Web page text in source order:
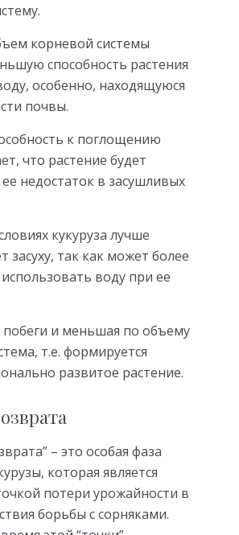
корневой системы
способность растения
особенно, находящуюся
почвы.
к поглощению
что растение будет
недостаток в засушливых
кукуруза лучше
засуху, так как может более
воду при ее
и меньшая по объему
т.е. формируется
развитое растение.
– это особая фаза
которая является
потери урожайности в
борьбы с сорняками.